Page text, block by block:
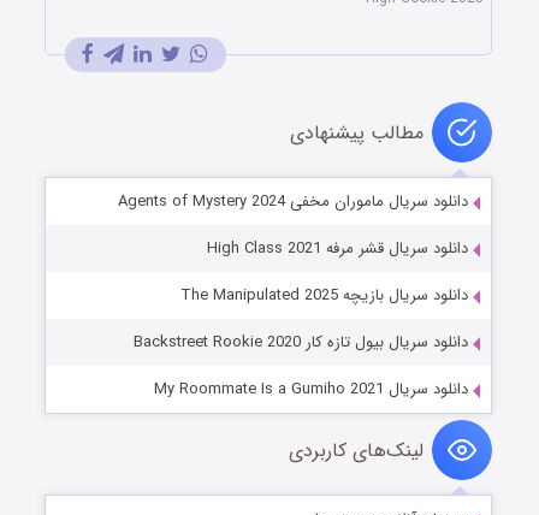
مطالب پیشنهادی
دانلود سریال ماموران مخفی Agents of Mystery 2024
دانلود سریال قشر مرفه High Class 2021
دانلود سریال بازیچه The Manipulated 2025
دانلود سریال بیول تازه کار Backstreet Rookie 2020
دانلود سریال My Roommate Is a Gumiho 2021
لینک‌های کاربردی